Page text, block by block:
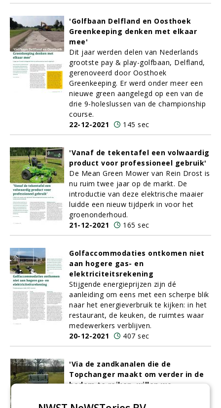
'Golfbaan Delfland en Oosthoek
Greenkeeping denken met elkaar
mee'
Dit jaar werden delen van Nederlands
grootste pay & play-golfbaan, Delfland,
gerenoveerd door Oosthoek
Greenkeeping. Er werd onder meer een
nieuwe green aangelegd op een van de
drie 9-holeslussen van de championship
course.
22-12-2021
145 sec
'Vanaf de tekentafel een volwaardig
product voor professioneel gebruik'
De Mean Green Mower van Rein Drost is
nu ruim twee jaar op de markt. De
introductie van deze elektrische maaier
luidde een nieuw tijdperk in voor het
groenonderhoud.
21-12-2021
165 sec
Golfaccommodaties ontkomen niet
aan hogere gas- en
elektriciteitsrekening
Stijgende energieprijzen zijn dé
aanleiding om eens met een scherpe blik
naar het energieverbruik te kijken: in het
restaurant, de keuken, de ruimtes waar
medewerkers verblijven.
20-12-2021
407 sec
'Via de zandkanalen die de
Topchanger maakt om verder in de
bodem te reiken, willen we
bodem in krijgen'